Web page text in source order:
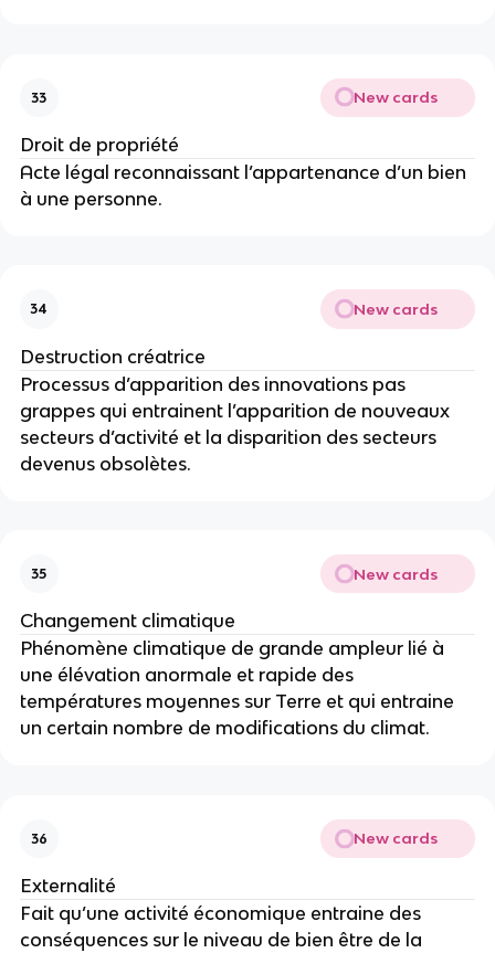
33 New cards
Droit de propriété
Acte légal reconnaissant l’appartenance d’un bien
à une personne.
34 New cards
Destruction créatrice
Processus d’apparition des innovations pas
grappes qui entrainent l’apparition de nouveaux
secteurs d’activité et la disparition des secteurs
devenus obsolètes.
35 New cards
Changement climatique
Phénomène climatique de grande ampleur lié à
une élévation anormale et rapide des
températures moyennes sur Terre et qui entraine
un certain nombre de modifications du climat.
36 New cards
Externalité
Fait qu’une activité économique entraine des
conséquences sur le niveau de bien être de la